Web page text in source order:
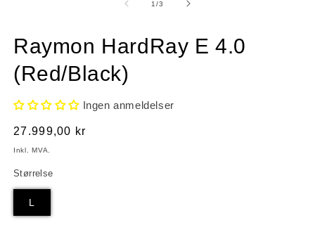
1/av
3
Raymon HardRay E 4.0
(Red/Black)
Ingen anmeldelser
Vanlig
pris
27.999,00 kr
Inkl. MVA.
Størrelse
L